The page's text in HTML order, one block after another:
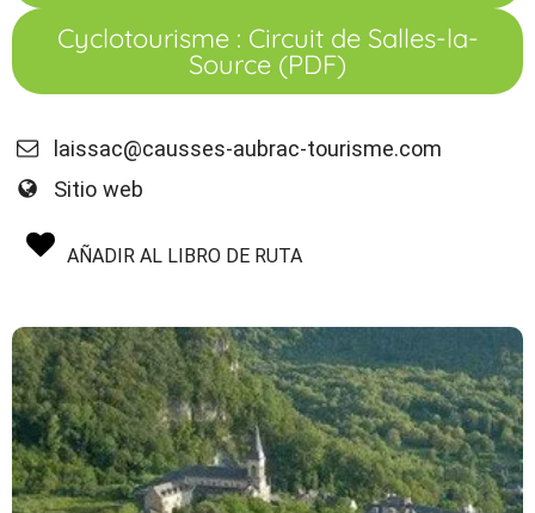
Cyclotourisme : Circuit de Salles-la-
Source (PDF)
laissac@causses-aubrac-tourisme.com
Sitio web
AÑADIR AL LIBRO DE RUTA